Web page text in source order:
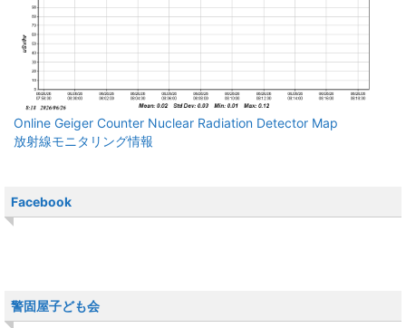
Online Geiger Counter Nuclear Radiation Detector Map
放射線モニタリング情報
Facebook
警固屋子ども会